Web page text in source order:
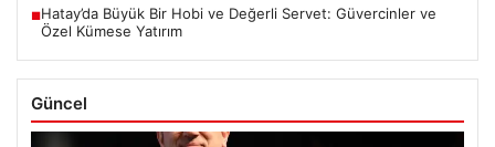
■Hatay’da Büyük Bir Hobi ve Değerli Servet: Güvercinler ve
Özel Kümese Yatırım
Güncel